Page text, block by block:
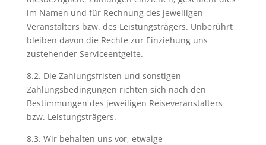
im Namen und für Rechnung des jeweiligen
Veranstalters bzw. des Leistungsträgers. Unberührt
bleiben davon die Rechte zur Einziehung uns
zustehender Serviceentgelte.
8.2. Die Zahlungsfristen und sonstigen
Zahlungsbedingungen richten sich nach den
Bestimmungen des jeweiligen Reiseveranstalters
bzw. Leistungsträgers.
8.3. Wir behalten uns vor, etwaige